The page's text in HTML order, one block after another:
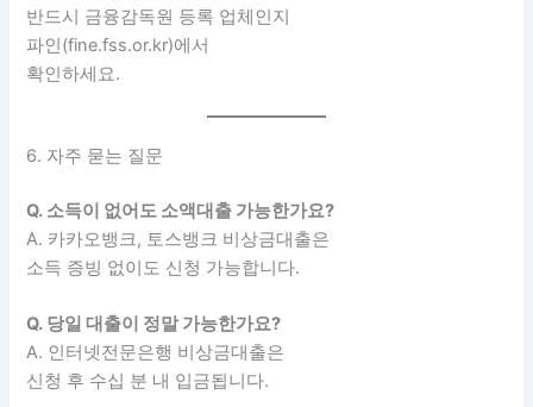
반드시 금융감독원 등록 업체인지
파인(fine.fss.or.kr)에서
확인하세요.
6. 자주 묻는 질문
Q. 소득이 없어도 소액대출 가능한가요?
A. 카카오뱅크, 토스뱅크 비상금대출은
소득 증빙 없이도 신청 가능합니다.
Q. 당일 대출이 정말 가능한가요?
A. 인터넷전문은행 비상금대출은
신청 후 수십 분 내 입금됩니다.